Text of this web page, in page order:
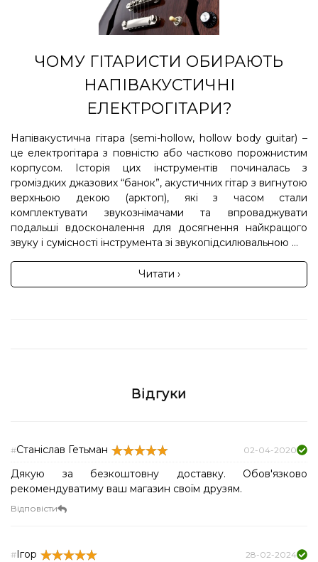
ЧОМУ ГІТАРИСТИ ОБИРАЮТЬ
НАПІВАКУСТИЧНІ
ЕЛЕКТРОГІТАРИ?
Напівакустична гітара (semi-hollow, hollow body guitar) –
це електрогітара з повністю або частково порожнистим
корпусом. Історія цих інструментів починалась з
громіздких джазових “банок”, акустичних гітар з вигнутою
верхньою декою (арктоп), які з часом стали
комплектувати звукознімачами та впроваджувати
подальші вдосконалення для досягнення найкращого
звуку і сумісності інструмента зі звукопідсилювальною ...
Читати ›
Відгуки
#Станіслав Гетьман 02-04-2020
Дякую за безкоштовну доставку. Обов'язково
рекомендуватиму ваш магазин своїм друзям.
Відповісти
# Ігор 28-02-2024